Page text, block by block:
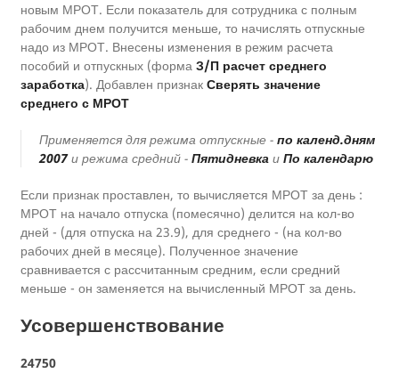
новым МРОТ. Если показатель для сотрудника с полным
рабочим днем получится меньше, то начислять отпускные
надо из МРОТ. Внесены изменения в режим расчета
пособий и отпускных (форма З/П расчет среднего
заработка). Добавлен признак Сверять значение
среднего с МРОТ
Применяется для режима отпускные - по календ.дням
2007и режима средний - Пятидневка и По календарю
Если признак проставлен, то вычисляется МРОТ за день :
МРОТ на начало отпуска (помесячно) делится на кол-во
дней - (для отпуска на 23.9), для среднего - (на кол-во
рабочих дней в месяце). Полученное значение
сравнивается с рассчитанным средним, если средний
меньше - он заменяется на вычисленный МРОТ за день.
Усовершенствование
24750